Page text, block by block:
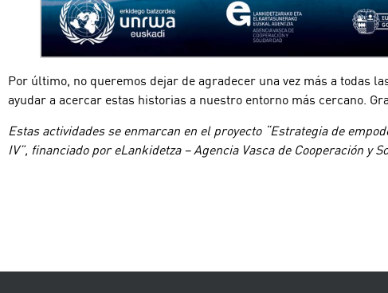
Por último, no queremos dejar de agradecer una vez más a todas
ayudar a acercar estas historias a nuestro entorno más cercano.
Estas actividades se enmarcan en el proyecto “Estrategia de
IV”, financiado por eLankidetza – Agencia Vasca de Cooperación y